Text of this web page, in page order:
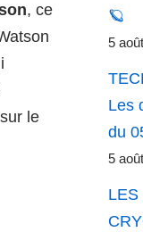
, ce
le
🪐
5
Les
du
5
LES